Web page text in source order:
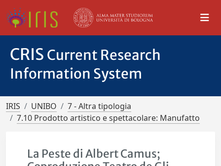
CRIS Current Research
Information System
IRIS UNIBO
7 - Altra tipologia
7.10 Prodotto artistico e spettacolare: Manufatto
La Peste di Albert Camus;